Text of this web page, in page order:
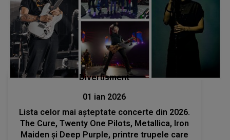
Divertisment
01 ian 2026
Lista celor mai așteptate concerte din 2026.
The Cure, Twenty One Pilots, Metallica, Iron
Maiden și Deep Purple, printre trupele care